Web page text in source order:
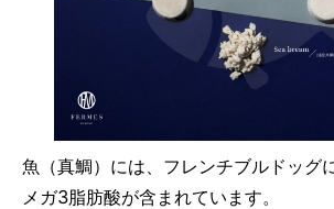
魚（真鯛）には、フレンチブルドッグ
メガ3脂肪酸が含まれています。